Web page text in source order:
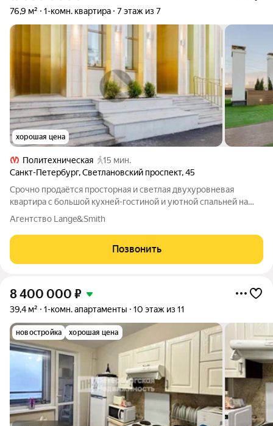
76,9 м² 1-комн. квартира 7 этаж из 7
хорошая цена
Политехническая
15 мин.
Санкт-Петербург,Светлановский проспект,45
Срочно продаётся просторная и светлая двухуровневая
квартира с большой кухней-гостиной и уютной спальней на
втором уровне общей площадью 76,9 м2. Современный и
оригинальный дизайн, невысокая этажность дома, вид на
крупнейший парк Петербурга -
Агентство Lange&Smith
Позвонить
8 400 000 ₽
39,4 м² 1-комн. апартаменты 10 этаж из 11
новостройка хорошая цена